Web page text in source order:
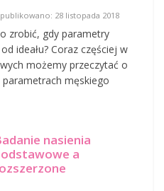
28 listopada 2018
zrobić, gdy parametry
ideału? Coraz częściej w
możemy przeczytać o
męskiego
nasienia
a